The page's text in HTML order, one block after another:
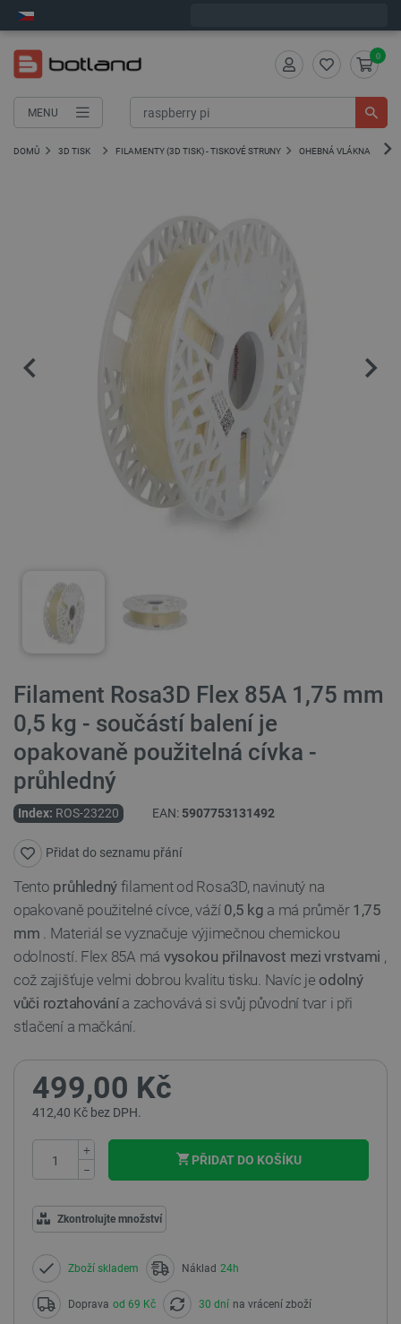
MENU
0
DOMŮ 3D TISK FILAMENTY (3D TISK) - TISKOVÉ STRUNY OHEBNÁ VLÁKNA
Filament Rosa3D Flex 85A 1,75 mm
0,5 kg - součástí balení je
opakovaně použitelná cívka -
průhledný
Index: ROS-23220 EAN: 5907753131492
Přidat do seznamu přání
Tento průhlednýfilament od Rosa3D, navinutý na
opakovaně použitelné cívce, váží 0,5 kg a má průměr 1,75
mm . Materiál se vyznačuje výjimečnou chemickou
odolností. Flex 85A má vysokou přilnavost mezi vrstvami ,
což zajišťuje velmi dobrou kvalitu tisku. Navíc je odolný
vůči roztahovánía zachovává si svůj původní tvar i při
stlačení a mačkání.
499,00 Kč
412,40 Kč bez DPH.
+
−
PŘIDAT DO KOŠÍKU
Zkontrolujte množství
Zboží skladem Náklad 24h
Doprava od 69 Kč 30 dní na vrácení zboží